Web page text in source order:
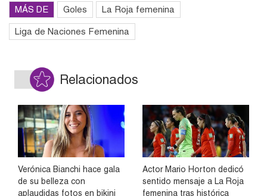
MÁS DE Goles La Roja femenina
Liga de Naciones Femenina
Relacionados
Verónica Bianchi hace gala
de su belleza con
aplaudidas fotos en bikini
Actor Mario Horton dedicó
sentido mensaje a La Roja
femenina tras histórica